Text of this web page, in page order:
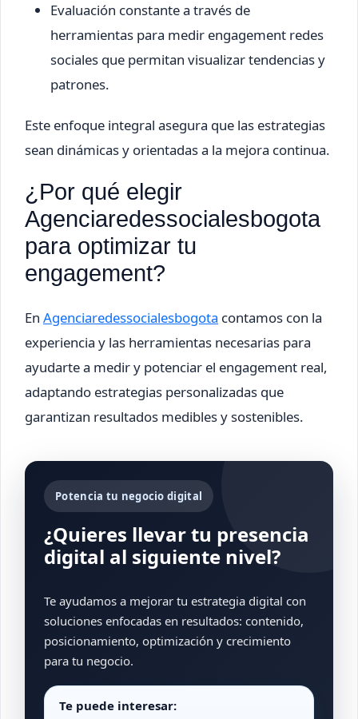
Evaluación constante a través de
herramientas para medir engagement redes
sociales que permitan visualizar tendencias y
patrones.
Este enfoque integral asegura que las estrategias
sean dinámicas y orientadas a la mejora continua.
¿Por qué elegir
Agenciaredessocialesbogota
para optimizar tu
engagement?
En Agenciaredessocialesbogota contamos con la
experiencia y las herramientas necesarias para
ayudarte a medir y potenciar el engagement real,
adaptando estrategias personalizadas que
garantizan resultados medibles y sostenibles.
Potencia tu negocio digital
¿Quieres llevar tu presencia
digital al siguiente nivel?
Te ayudamos a mejorar tu estrategia digital con
soluciones enfocadas en resultados: contenido,
posicionamiento, optimización y crecimiento
para tu negocio.
Te puede interesar: